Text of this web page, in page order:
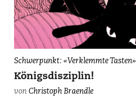
Illustration:
Ulli
Lust
Schwerpunkt: «Verklemmte Tasten»
Königsdisziplin!
vonChristoph Braendle